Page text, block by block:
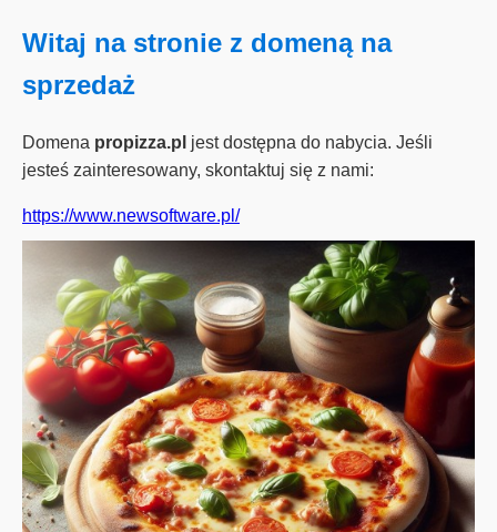
Witaj na stronie z domeną na
sprzedaż
Domena propizza.pl jest dostępna do nabycia. Jeśli
jesteś zainteresowany, skontaktuj się z nami:
https://www.newsoftware.pl/